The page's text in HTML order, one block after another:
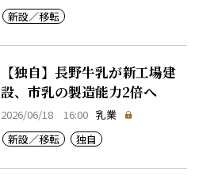
新設／移転
【独自】長野牛乳が新工場建
設、市乳の製造能力2倍へ
2026/06/18 16:00 乳業
新設／移転
独自